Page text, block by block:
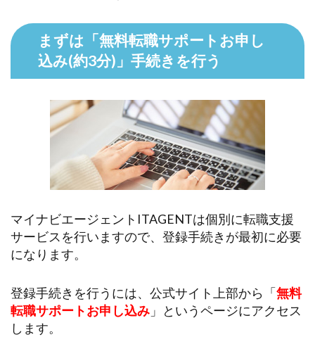
まずは「無料転職サポートお申し
込み(約3分)」手続きを行う
マイナビエージェントITAGENTは個別に転職支援
サービスを行いますので、登録手続きが最初に必要
になります。
登録手続きを行うには、公式サイト上部から「無料
転職サポートお申し込み 」というページにアクセス
します。